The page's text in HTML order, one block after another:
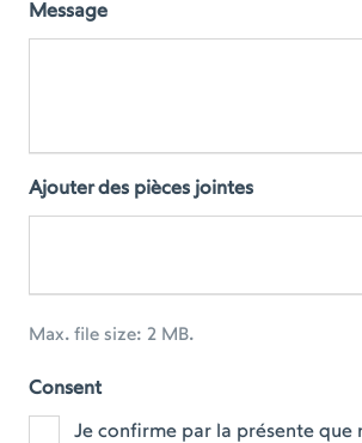
Message
Ajouter des pièces jointes
Max. file size: 2 MB.
Consent
Je confirme par la présente que